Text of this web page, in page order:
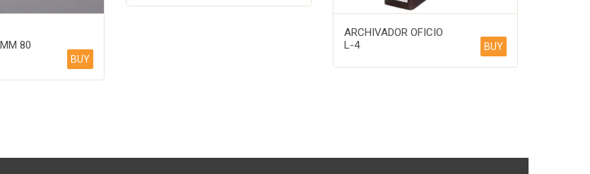
80
BUY
ARCHIVADOR OFICIO
L-4
BUY